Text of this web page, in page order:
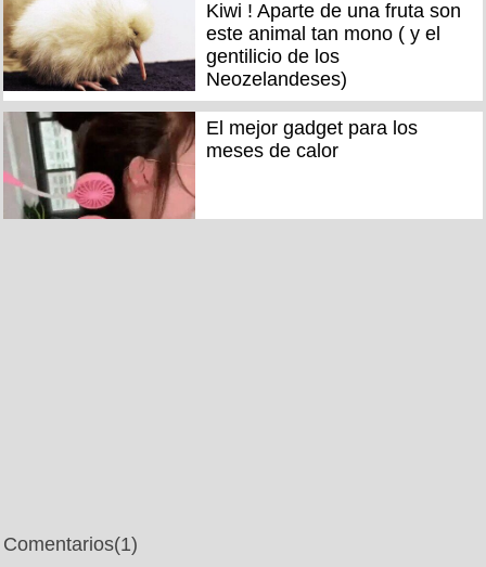
Kiwi ! Aparte de una fruta son
este animal tan mono ( y el
gentilicio de los
Neozelandeses)
El mejor gadget para los
meses de calor
Comentarios(1)